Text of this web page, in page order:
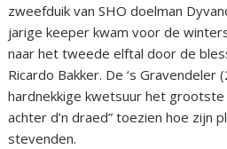
zweefduik van SHO doelman
jarige keeper kwam voor de
naar het tweede elftal door de
Ricardo Bakker. De ‘s
hardnekkige kwetsuur het grootste
achter d’n draed” toezien hoe zijn
stevenden.